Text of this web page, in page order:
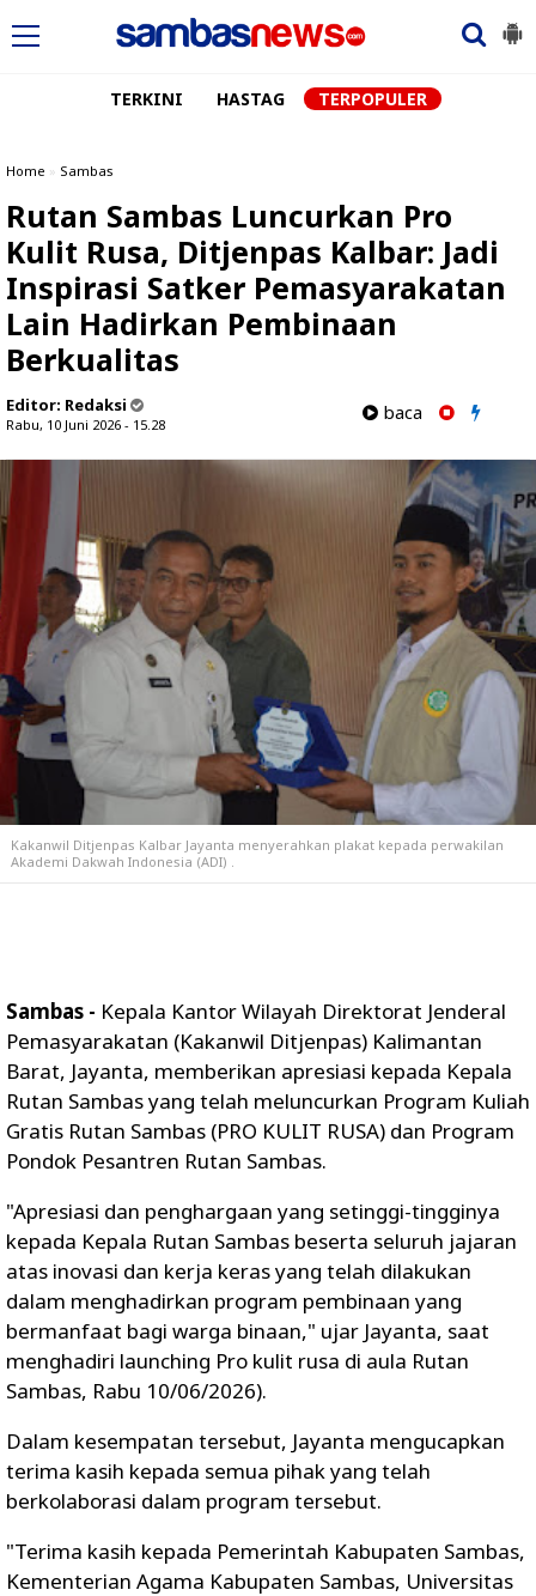
TERKINI HASTAG TERPOPULER
Home » Sambas
Rutan Sambas Luncurkan Pro
Kulit Rusa, Ditjenpas Kalbar: Jadi
Inspirasi Satker Pemasyarakatan
Lain Hadirkan Pembinaan
Berkualitas
Editor: Redaksi
Rabu, 10 Juni 2026 - 15.28
baca
Kakanwil Ditjenpas Kalbar Jayanta menyerahkan plakat kepada perwakilan
Akademi Dakwah Indonesia (ADI) .
Sambas - Kepala Kantor Wilayah Direktorat Jenderal
Pemasyarakatan (Kakanwil Ditjenpas) Kalimantan
Barat, Jayanta, memberikan apresiasi kepada Kepala
Rutan Sambas yang telah meluncurkan Program Kuliah
Gratis Rutan Sambas (PRO KULIT RUSA) dan Program
Pondok Pesantren Rutan Sambas.
"Apresiasi dan penghargaan yang setinggi-tingginya
kepada Kepala Rutan Sambas beserta seluruh jajaran
atas inovasi dan kerja keras yang telah dilakukan
dalam menghadirkan program pembinaan yang
bermanfaat bagi warga binaan," ujar Jayanta, saat
menghadiri launching Pro kulit rusa di aula Rutan
Sambas, Rabu 10/06/2026).
Dalam kesempatan tersebut, Jayanta mengucapkan
terima kasih kepada semua pihak yang telah
berkolaborasi dalam program tersebut.
"Terima kasih kepada Pemerintah Kabupaten Sambas,
Kementerian Agama Kabupaten Sambas, Universitas